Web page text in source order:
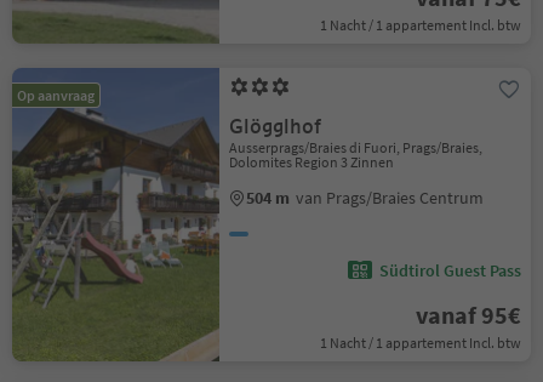
1 Nacht / 1 appartement Incl. btw
Op aanvraag
Glögglhof
Ausserprags/Braies di Fuori, Prags/Braies,
Dolomites Region 3 Zinnen
504 m van Prags/Braies Centrum
Südtirol Guest Pass
vanaf 95€
1 Nacht / 1 appartement Incl. btw